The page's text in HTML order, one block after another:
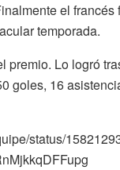
el francés
temporada.
premio. Lo logró
goles, 16
status/